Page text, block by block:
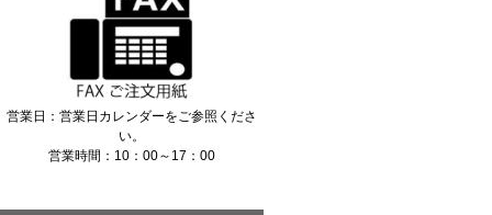
営業日：営業日カレンダーをご参照くださ
い。
営業時間：10：00～17：00